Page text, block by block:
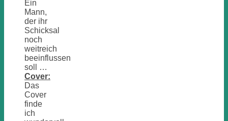
Ein
Mann,
der ihr
Schicksal
noch
weitreich
beeinflussen
soll …
Cover:
Das
Cover
finde
ich